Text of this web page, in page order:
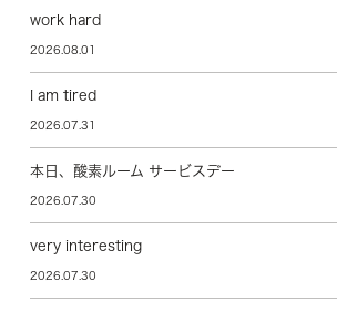
work hard
2026.08.01
I am tired
2026.07.31
本日、酸素ルーム サービスデー
2026.07.30
very interesting
2026.07.30